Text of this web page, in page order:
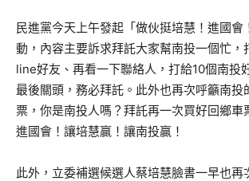
民進黨今天上午發起「做伙挺培慧！進國會
動，內容主要訴求拜託大家幫南投一個忙，
line好友、再看一下聯絡人，打給10個南投
最後關頭，務必拜託。此外也再次呼籲南投
票，你是南投人嗎？拜託再一次買好回鄉車
進國會！讓培慧贏！讓南投贏！
此外，立委補選候選人蔡培慧臉書一早也再